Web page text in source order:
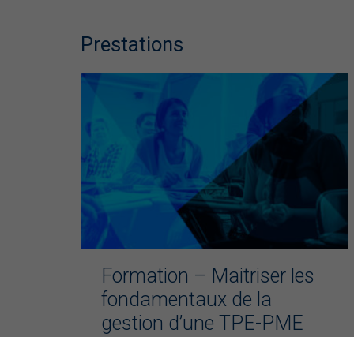
Prestations
Formation – Maitriser les
fondamentaux de la
gestion d’une TPE-PME
05 novembre
Formation – Les incoterms® –
Novembre 2026